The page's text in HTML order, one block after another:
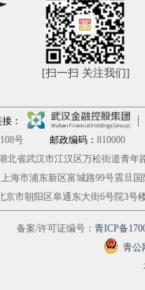
[扫一扫 关注我们]
：
号 邮政编码： 810000
北省武汉市江汉区万松街道青
上海市浦东新区富城路99
京市朝阳区阜通东大街6号院3
备案/许可证编号： 青ICP备
青公